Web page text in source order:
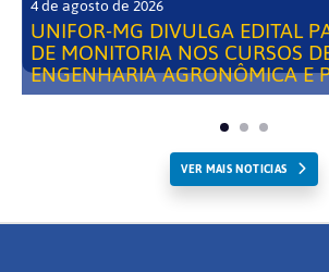
4 de agosto de 2026
UNIFOR-MG DIVULGA EDITAL
DE MONITORIA NOS CURSOS
ENGENHARIA AGRONÔMICA E
VER MAIS NOTICIAS